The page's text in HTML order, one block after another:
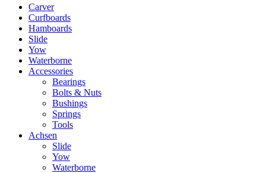
Carver
Curfboards
Hamboards
Slide
Yow
Waterborne
Accessories
Bearings
Bolts & Nuts
Bushings
Springs
Tools
Achsen
Slide
Yow
Waterborne